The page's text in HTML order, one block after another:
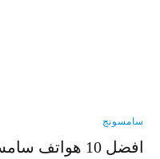
سامسونج
افضل 10 هواتف